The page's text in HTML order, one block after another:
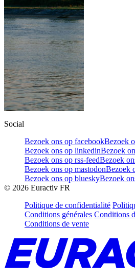
Social
Bezoek ons op facebookBezoek
Bezoek ons op linkedinBezoek
Bezoek ons op rss-feedBezoek
Bezoek ons op mastodonBezoek
Bezoek ons op blueskyBezoek
© 2026 Euractiv FR
Politique de confidentialité
Conditions générales Conditions
Conditions de vente